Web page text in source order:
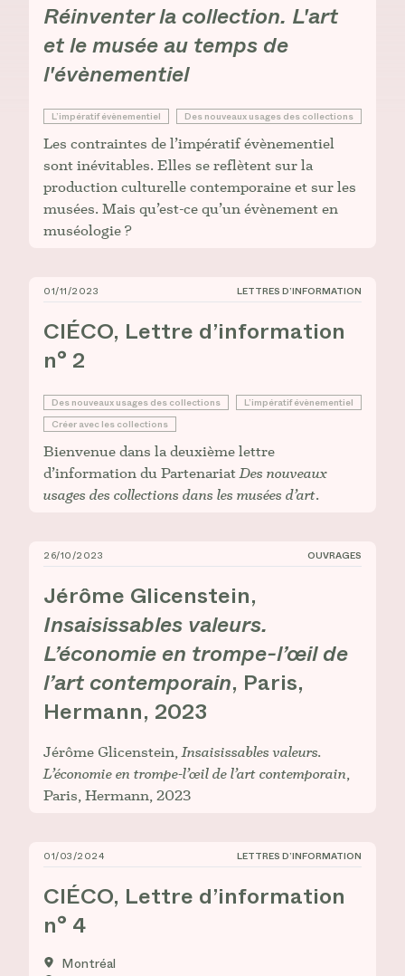
Réinventer la collection. L'art
et le musée au temps de
l'évènementiel
L’impératif évènementiel Des nouveaux usages des collections
Les contraintes de l’impératif évènementiel
sont inévitables. Elles se reflètent sur la
production culturelle contemporaine et sur les
musées. Mais qu’est-ce qu’un évènement en
muséologie ?
CIÉCO, Lettre d’information n° 2
01/11/2023 LETTRES D’INFORMATION
CIÉCO, Lettre d’information
n° 2
Des nouveaux usages des collections
L’impératif évènementiel
Créer avec les collections
Bienvenue dans la deuxième lettre
d’information du PartenariatDes nouveaux
usages des collections dans les musées d’art.
Jérôme Glicenstein, _Insaisissables valeurs.
26/10/2023 OUVRAGES
Jérôme Glicenstein,
Insaisissables valeurs.
L’économie en trompe-l’œil de
l’art contemporain, Paris,
Hermann, 2023
Jérôme Glicenstein,Insaisissables valeurs.
L’économie en trompe-l’œil de l’art contemporain,
Paris, Hermann, 2023
CIÉCO, Lettre d’information n° 4
01/03/2024 LETTRES D’INFORMATION
CIÉCO, Lettre d’information
n° 4
Montréal